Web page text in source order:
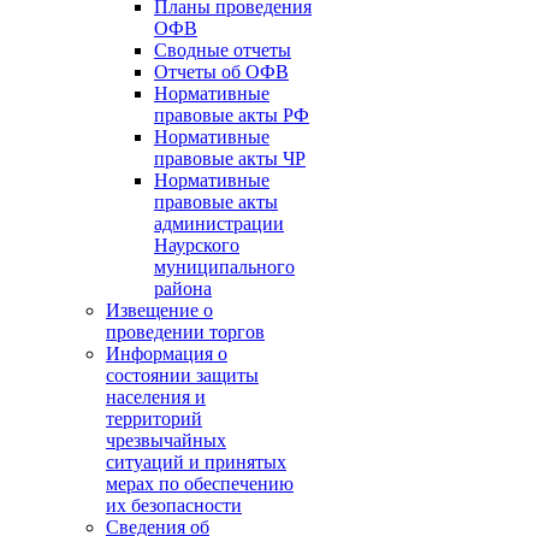
Планы проведения
ОФВ
Сводные отчеты
Отчеты об ОФВ
Нормативные
правовые акты РФ
Нормативные
правовые акты ЧР
Нормативные
правовые акты
администрации
Наурского
муниципального
района
Извещение о
проведении торгов
Информация о
состоянии защиты
населения и
территорий
чрезвычайных
ситуаций и принятых
мерах по обеспечению
их безопасности
Сведения об